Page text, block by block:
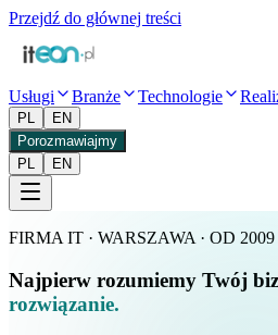
Przejdź do głównej treści
Usługi Branże Technologie
PL
EN
Porozmawiajmy
PL
EN
FIRMA IT · WARSZAWA · OD 2009
Najpierw rozumiemy Twój
rozwiązanie.